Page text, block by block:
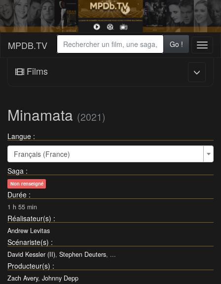
MPDB.TV Go !
Films
Minamata (2021)
Langue :
Français (France)
Saga :
Non renseigné
Durée :
1 h 55 min
Réalisateur(s) :
Andrew Levitas
Scénariste(s) :
David Kessler (II), Stephen Deuters, ...
Producteur(s) :
Zach Avery, Johnny Depp